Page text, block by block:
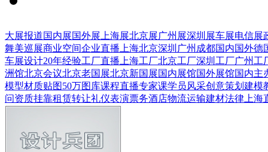
大展报道国内展国外展 上海展北京展广州展深圳展车展电信展
舞美巡展商业空间企业直播 上海北京深圳 广州 成都国内国外德
车展设计20年经验工厂直播 上海工厂北京工厂深圳工厂广州工
洲馆北京会议北京老国展北京新国展国内展馆国外展馆国内主
模型材质贴图50万图库课程直播专家课学员风采创意策划 建模
问资质挂靠租赁转让礼仪表演票务酒店物流运输建材法律 上海